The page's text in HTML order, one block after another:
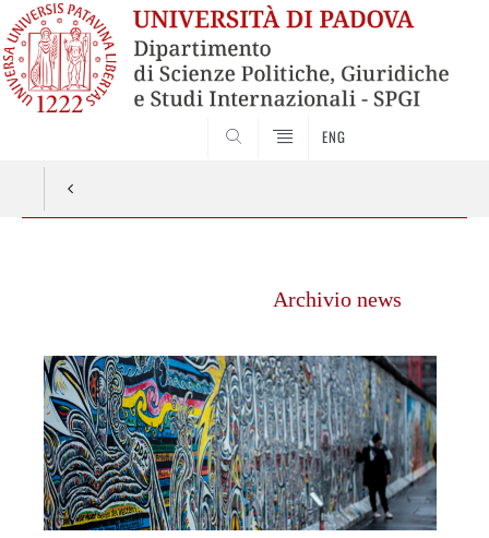
ENG
Archivio news